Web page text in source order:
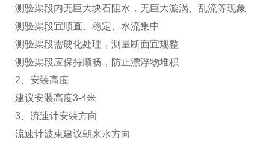
测验渠段内无巨大块石阻水，无巨大漩涡、乱流等现象
测验渠段宜顺直、稳定、水流集中
测验渠段需硬化处理，测量断面宜规整
测验渠段应保持顺畅，防止漂浮物堆积
2、安装高度
建议安装高度3-4米
3、流速计安装方向
流速计波束建议朝来水方向